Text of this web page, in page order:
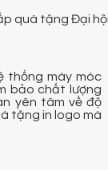
quà tặng Đại
thống máy móc
bảo chất lượng
yên tâm về độ
tặng in logo mà